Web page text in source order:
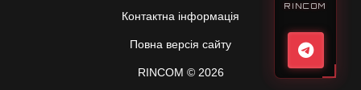
RINCOM
Контактна інформація
Повна версія сайту
RINCOM © 2026